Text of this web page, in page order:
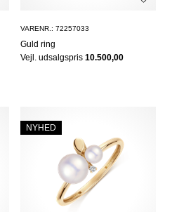
VARENR.: 72257033
Guld ring
Vejl. udsalgspris10.500,00
NYHED